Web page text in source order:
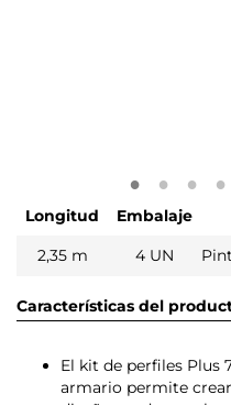
Longitud Embalaje
2,35 m
4 UN
Características del
El kit de perfiles Plus
armario permite